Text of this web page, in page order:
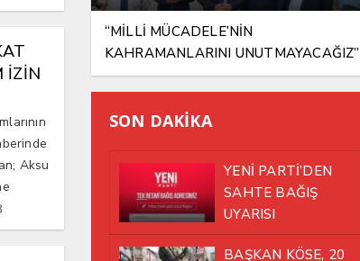
İZİN
Aksu
“MİLLİ MÜCADELE’NİN
KAHRAMANLARINI UNUTMAYACAĞIZ”
SON DAKİKA
YENİ PARTİ’DEN
SAHTE BAĞIŞ
UYARISI
BAŞKAN KÖSE, 20